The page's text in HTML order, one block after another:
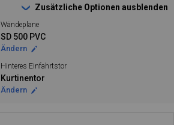
Zusätzliche Optionen ausblenden
Wändeplane
SD 500 PVC
Ändern
Hinteres Einfahrtstor
Kurtinentor
Ändern